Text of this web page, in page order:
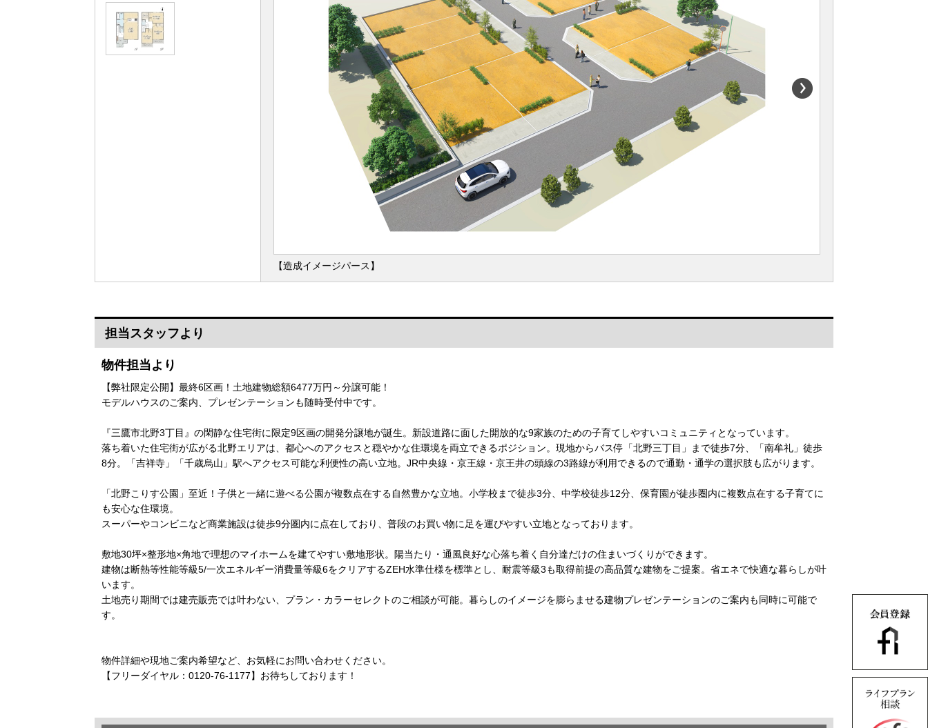
【造成イメージパース】
担当スタッフより
物件担当より
【弊社限定公開】最終6区画！土地建物総額6477万円～分譲可能！
モデルハウスのご案内、プレゼンテーションも随時受付中です。
『三鷹市北野3丁目』の閑静な住宅街に限定9区画の開発分譲地が誕生。新設道路に面した開放的な9家族のための子育てしやすいコミュニティとなっています。
落ち着いた住宅街が広がる北野エリアは、都心へのアクセスと穏やかな住環境を両立できるポジション。現地からバス停「北野三丁目」まで徒歩7分、「南牟礼」徒歩
8分。「吉祥寺」「千歳烏山」駅へアクセス可能な利便性の高い立地。JR中央線・京王線・京王井の頭線の3路線が利用できるので通勤・通学の選択肢も広がります。
「北野こりす公園」至近！子供と一緒に遊べる公園が複数点在する自然豊かな立地。小学校まで徒歩3分、中学校徒歩12分、保育園が徒歩圏内に複数点在する子育てに
も安心な住環境。
スーパーやコンビニなど商業施設は徒歩9分圏内に点在しており、普段のお買い物に足を運びやすい立地となっております。
敷地30坪×整形地×角地で理想のマイホームを建てやすい敷地形状。陽当たり・通風良好な心落ち着く自分達だけの住まいづくりができます。
建物は断熱等性能等級5/一次エネルギー消費量等級6をクリアするZEH水準仕様を標準とし、耐震等級3も取得前提の高品質な建物をご提案。省エネで快適な暮らしが叶
います。
土地売り期間では建売販売では叶わない、プラン・カラーセレクトのご相談が可能。暮らしのイメージを膨らませる建物プレゼンテーションのご案内も同時に可能で
す。
物件詳細や現地ご案内希望など、お気軽にお問い合わせください。
【フリーダイヤル：0120-76-1177】お待ちしております！